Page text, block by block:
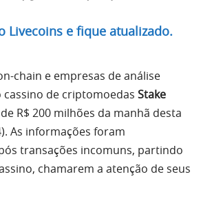
Livecoins e fique atualizado.
chain e empresas de análise
de criptomoedas Stake
R$ 200 milhões da manhã desta
As informações foram
transações incomuns, partindo
chamarem a atenção de seus